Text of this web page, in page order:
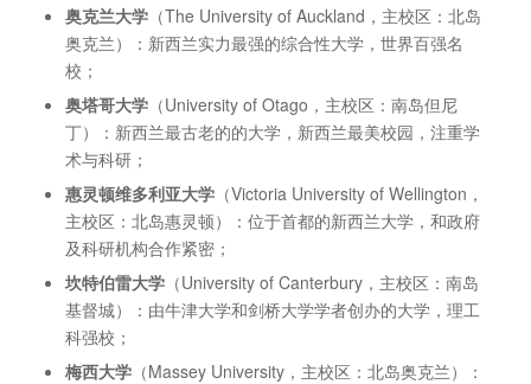
奥克兰大学（The University of Auckland，主校区：北岛
奥克兰）：新西兰实力最强的综合性大学，世界百强名
校；
奥塔哥大学（University of Otago，主校区：南岛但尼
丁）：新西兰最古老的的大学，新西兰最美校园，注重学
术与科研；
惠灵顿维多利亚大学（Victoria University of Wellington，
主校区：北岛惠灵顿）：位于首都的新西兰大学，和政府
及科研机构合作紧密；
坎特伯雷大学（University of Canterbury，主校区：南岛
基督城）：由牛津大学和剑桥大学学者创办的大学，理工
科强校；
梅西大学（Massey University，主校区：北岛奥克兰）：